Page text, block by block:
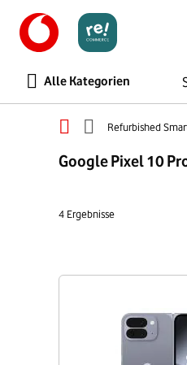
Alle Kategorien
Refurbished
Google Pixel 10
4 Ergebnisse